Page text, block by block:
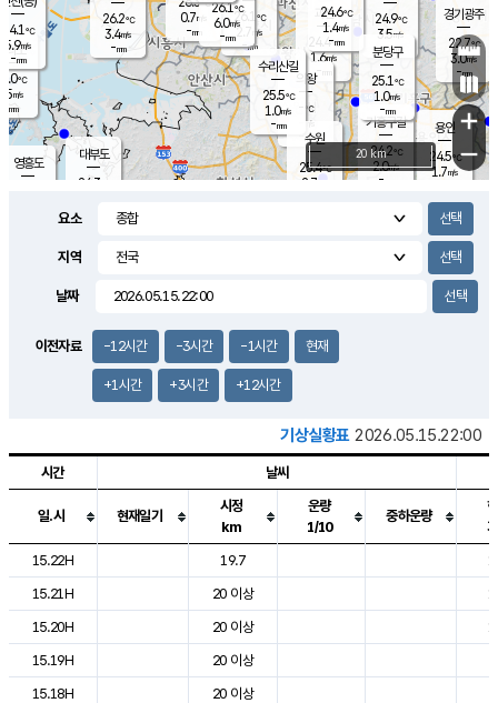
의도
℃
m/s
mm
영흥도
과천
24.4℃
1.6m/s
- mm
용인
24.5℃
1.7m/s
경기광주
22.7℃
3.0m/s
-mm
1.6m/s
대부도
24.3
의왕
- ℃
m/s
mm
26.1
℃
2.7 m/s
-mm
℃
0.7m/s
-mm
26.1℃
6.0m/s
-mm
24.9℃
3.5m/s
-mm
24.6℃
1.4m/s
-mm
기흥구갈
24.2℃
2.0m/s
-
수리산길
25.5℃
1.0m/s
-mm
분당구
25.1℃
1.0m/s
-mm
24.1℃
5.9m/s
-mm
수원
25.4℃
2.7 m/s
26.2℃
3.4m/s
-mm
+
−
20 km
요소
지역
날짜
이전자료 -12시간 -3시간 -1시간 현재
+1시간 +3시간 +12시간
기상실황표 2026.05.15.22:00
도시별 기상실황표로 지점, 날씨, 기온, 강수, 바람, 기압등을 안내한 표입
시간 날씨
일.시 현재일기
시정
km
운량
1/10
중하운량
15.22H
19.7
15.21H
20 이상
15.20H
20 이상
15.19H
20 이상
15.18H
20 이상